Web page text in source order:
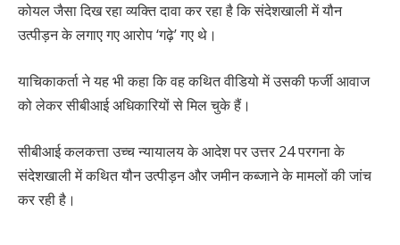
कोयल जैसा दिख रहा व्यक्ति दावा कर रहा है कि संदेशखाली में यौन
उत्पीड़न के लगाए गए आरोप ‘गढ़े’ गए थे।
याचिकाकर्ता ने यह भी कहा कि वह कथित वीडियो में उसकी फर्जी आवाज
को लेकर सीबीआई अधिकारियों से मिल चुके हैं।
सीबीआई कलकत्ता उच्च न्यायालय के आदेश पर उत्तर 24 परगना के
संदेशखाली में कथित यौन उत्पीड़न और जमीन कब्जाने के मामलों की जांच
कर रही है।